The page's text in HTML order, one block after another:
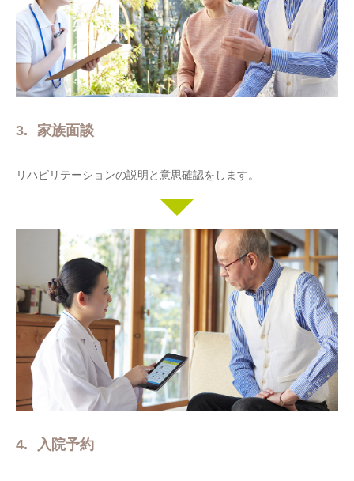
家族面談
リハビリテーションの説明と意思確認をします。
入院予約